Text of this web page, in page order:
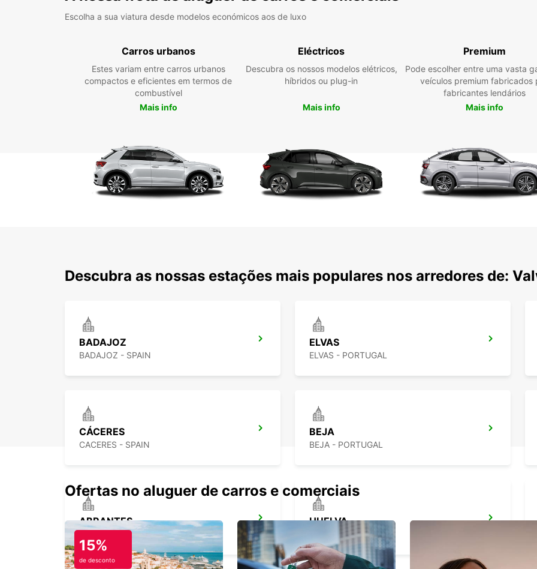
no
Além
por
que
de
Escolha a sua viatura desde modelos económicos aos de luxo
Carros urbanos
Estes variam entre carros urbanos
compactos e eficientes em termos de
combustível
Mais info
Eléctricos
Descubra os nossos modelos elétricos,
híbridos ou plug-in
Mais info
Premium
Pode escolher entre uma vasta
veículos premium fabricados
fabricantes lendários
Mais info
Descubra as nossas estações mais populares nos arredores de:
BADAJOZ
BADAJOZ - SPAIN
ELVAS
ELVAS - PORTUGAL
CÁCERES
CACERES - SPAIN
BEJA
BEJA - PORTUGAL
ABRANTES
ABRANTES - PORTUGAL
HUELVA
HUELVA - SPAIN
Ofertas no aluguer de carros e comerciais
15%
de desconto